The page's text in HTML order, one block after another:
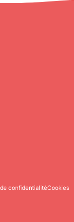
confidentialitéCookies